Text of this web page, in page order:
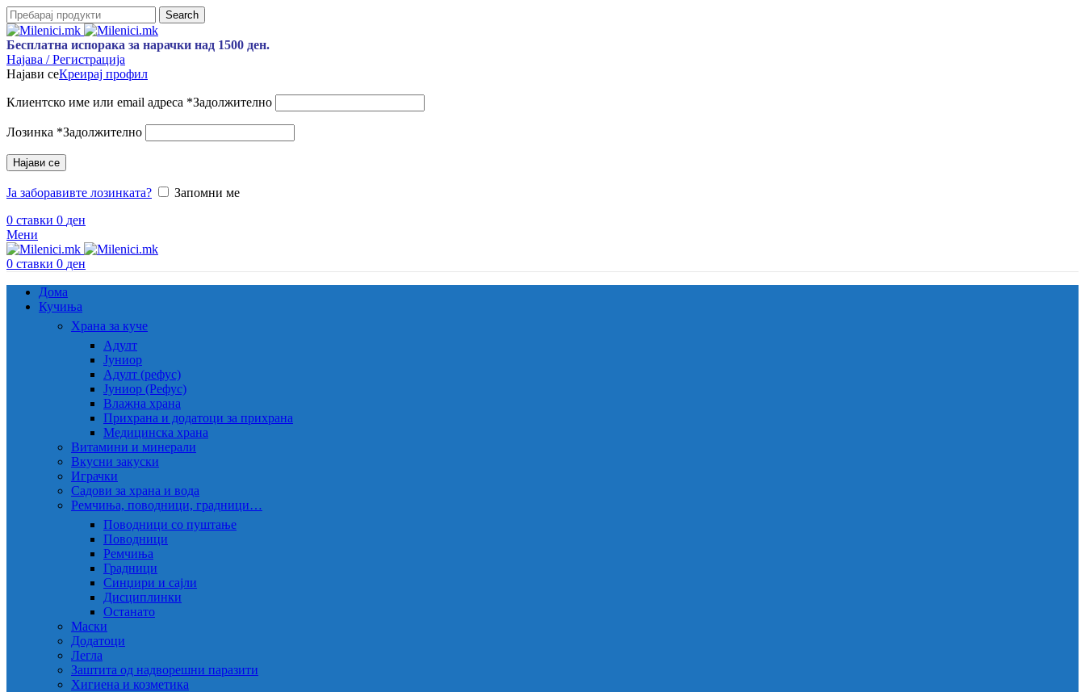
Search
Бесплатна испорака за нарачки над 1500 ден.
Најава / Регистрација
Најави сеКреирај профил
Клиентско име или email адреса *Задолжително
Лозинка *Задолжително
Најави се
Ја заборавивте лозинката?
Запомни ме
0 ставки 0 ден
Мени
0 ставки 0 ден
Дома
Кучиња
Храна за куче
Адулт
Јуниор
Адулт (рефус)
Јуниор (Рефус)
Влажна храна
Прихрана и додатоци за прихрана
Медицинска храна
Витамини и минерали
Вкусни закуски
Играчки
Садови за храна и вода
Ремчиња, поводници, градници…
Поводници со пуштање
Поводници
Ремчиња
Градници
Синџири и сајли
Дисциплинки
Останато
Маски
Додатоци
Легла
Заштита од надворешни паразити
Хигиена и козметика